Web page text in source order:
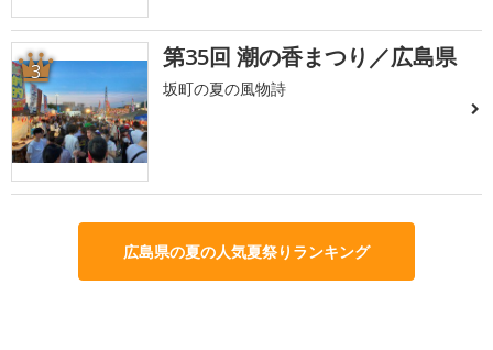
3 第35回 潮の香まつり／広島県
坂町の夏の風物詩
広島県の夏の人気夏祭りランキング